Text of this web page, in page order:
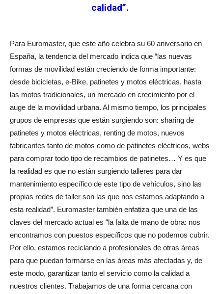
calidad”.
Para Euromaster, que este año celebra su 60 aniversario en
España, la tendencia del mercado indica que “las nuevas
formas de movilidad están creciendo de forma importante:
desde bicicletas, e-Bike, patinetes y motos eléctricas, hasta
las motos tradicionales, un mercado en crecimiento por el
auge de la movilidad urbana. Al mismo tiempo, los principales
grupos de empresas que están surgiendo son: sharing de
patinetes y motos eléctricas, renting de motos, nuevos
fabricantes tanto de motos como de patinetes eléctricos, webs
para comprar todo tipo de recambios de patinetes… Y es que
la realidad es que no están surgiendo talleres para dar
mantenimiento específico de este tipo de vehículos, sino las
propias redes de taller son las que nos estamos adaptando a
esta realidad”. Euromaster también enfatiza que una de las
claves del mercado actual es “la falta de mano de obra: nos
encontramos con puestos específicos que no podemos cubrir.
Por ello, estamos reciclando a profesionales de otras áreas
para que puedan formarse en las áreas más afectadas y, de
este modo, garantizar tanto el servicio como la calidad a
nuestros clientes. Trabajamos de una forma cercana con